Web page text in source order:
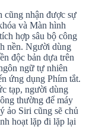
cũng nhận được sự
và Màn hình
hợp sâu bộ công
nền. Người dùng
độc bản dựa trên
ngữ tự nhiên
ứng dụng Phím tắt.
tạp, người dùng
thường để máy
ảo Siri cũng sẽ chủ
hoạt lặp đi lặp lại